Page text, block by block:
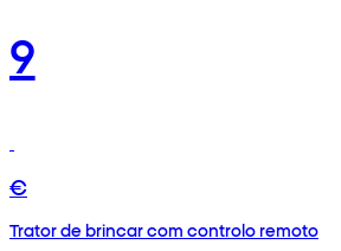
9
€
Trator de brincar com controlo remoto